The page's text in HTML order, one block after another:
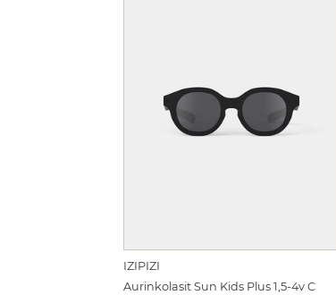
IZIPIZI
Aurinkolasit Sun Kids Plus 1,5-4v C